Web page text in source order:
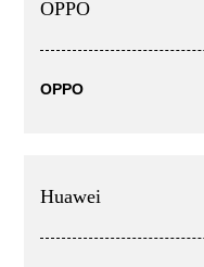
OPPO
OPPO
Huawei